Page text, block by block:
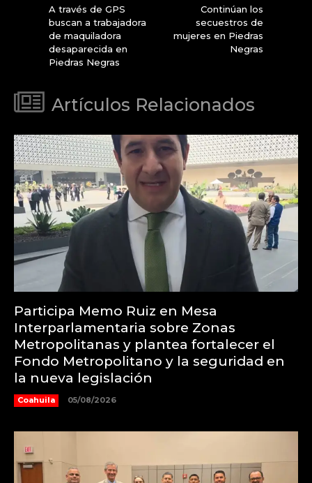
A través de GPS
buscan a trabajadora
de maquiladora
desaparecida en
Piedras Negras
Continúan los
secuestros de
mujeres en Piedras
Negras
Artículos Relacionados
Participa Memo Ruiz en Mesa
Interparlamentaria sobre Zonas
Metropolitanas y plantea fortalecer el
Fondo Metropolitano y la seguridad en
la nueva legislación
Coahuila 05/08/2026